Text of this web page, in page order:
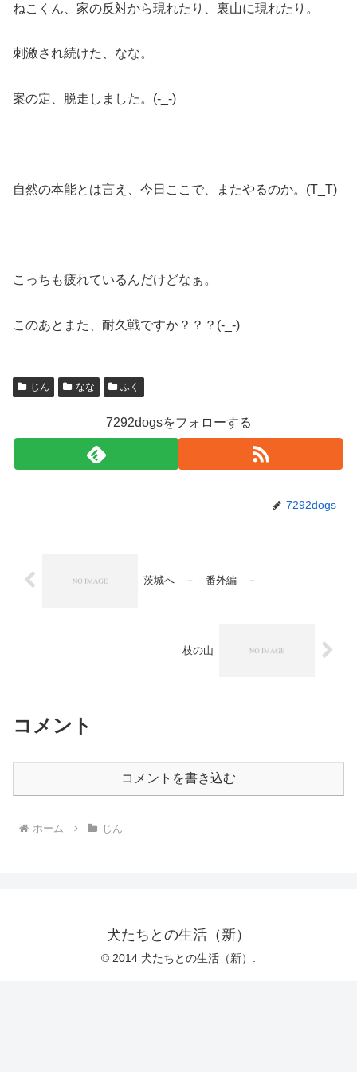
ねこくん、家の反対から現れたり、裏山に現れたり。
刺激され続けた、なな。
案の定、脱走しました。(-_-)
自然の本能とは言え、今日ここで、またやるのか。(T_T)
こっちも疲れているんだけどなぁ。
このあとまた、耐久戦ですか？？？(-_-)
じん なな ふく
7292dogsをフォローする
7292dogs
茨城へ － 番外編 －
枝の山
コメント
コメントを書き込む
ホーム じん
犬たちとの生活（新）
© 2014 犬たちとの生活（新）.